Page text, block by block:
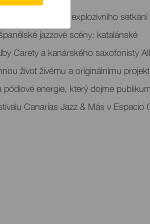
Museum v rámci explozivního setkání
jazzové scény: katalánské
Carety a kanárského saxofonisty
život živému a originálnímu
pódiové energie, který dojme
Canarias Jazz & Más v Espacio